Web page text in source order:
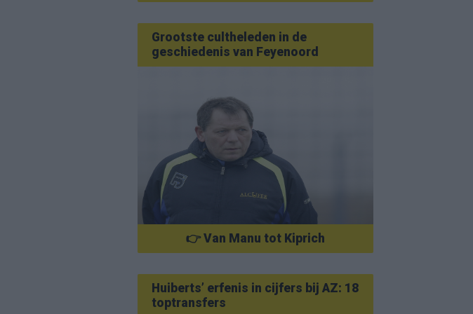
Grootste cultheleden in de
geschiedenis van Feyenoord
👉 Van Manu tot Kiprich
Huiberts’ erfenis in cijfers bij AZ: 18
toptransfers